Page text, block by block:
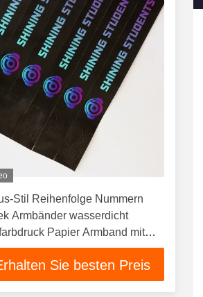
Stil Reihenfolge Nummern
Armbänder wasserdicht
Papier Armband mit
Logo
Sie besten Preis